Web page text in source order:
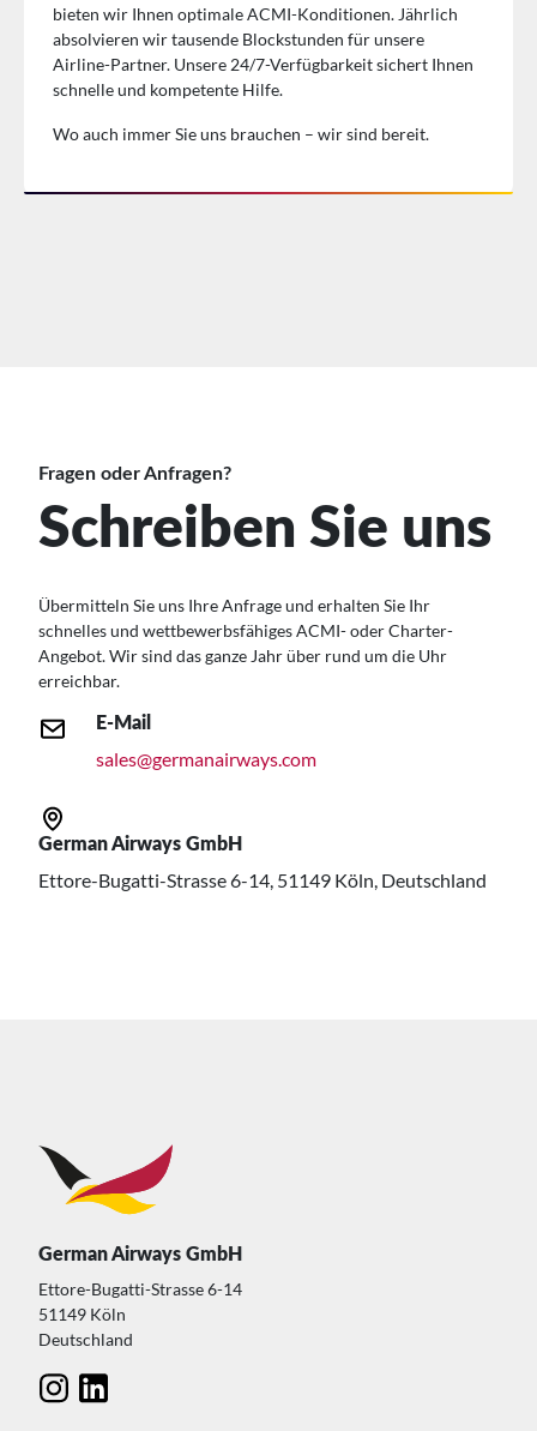
bieten wir Ihnen optimale ACMI-Konditionen. Jährlich
absolvieren wir tausende Blockstunden für unsere
Airline-Partner. Unsere 24/7-Verfügbarkeit sichert Ihnen
schnelle und kompetente Hilfe.
Wo auch immer Sie uns brauchen – wir sind bereit.
Fragen oder Anfragen?
Schreiben Sie uns
Übermitteln Sie uns Ihre Anfrage und erhalten Sie Ihr
schnelles und wettbewerbsfähiges ACMI- oder Charter-
Angebot. Wir sind das ganze Jahr über rund um die Uhr
erreichbar.
E-Mail
sales@germanairways.com
German Airways GmbH
Ettore-Bugatti-Strasse 6-14, 51149 Köln, Deutschland
German Airways GmbH
Ettore-Bugatti-Strasse 6-14
51149 Köln
Deutschland